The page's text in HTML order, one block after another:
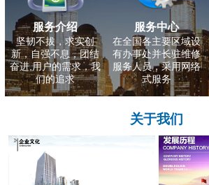
服务介绍
坚韧不拔，求实创
新，自强不息，团结
奋进,用户的需求，我
们的追求
服务中心
在全国各主要区域设
有办事处并长驻维修
服务人员，采用网络
式服务
关于我们